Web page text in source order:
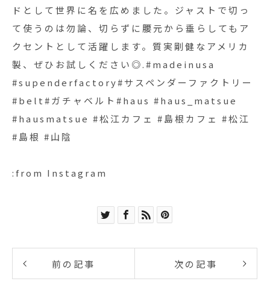
ドとして世界に名を広めました。ジャストで切っ
て使うのは勿論、切らずに腰元から垂らしてもア
クセントとして活躍します。質実剛健なアメリカ
製、ぜひお試しください◎.#madeinusa
#supenderfactory#サスペンダーファクトリー
#belt#ガチャベルト#haus #haus_matsue
#hausmatsue #松江カフェ #島根カフェ #松江
#島根 #山陰
:from Instagram
前の記事 次の記事